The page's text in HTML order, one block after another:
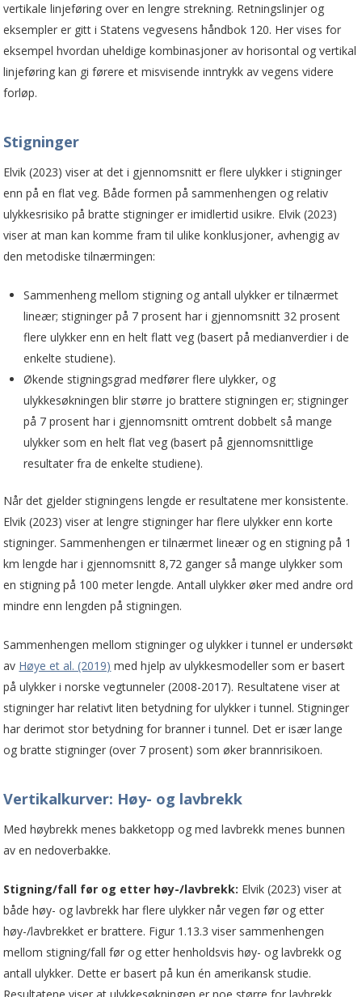
vertikale linjeføring over en lengre strekning. Retningslinjer og
eksempler er gitt i Statens vegvesens håndbok 120. Her vises for
eksempel hvordan uheldige kombinasjoner av horisontal og vertikal
linjeføring kan gi førere et misvisende inntrykk av vegens videre
forløp.
Stigninger
Elvik (2023) viser at det i gjennomsnitt er flere ulykker i stigninger
enn på en flat veg. Både formen på sammenhengen og relativ
ulykkesrisiko på bratte stigninger er imidlertid usikre. Elvik (2023)
viser at man kan komme fram til ulike konklusjoner, avhengig av
den metodiske tilnærmingen:
Sammenheng mellom stigning og antall ulykker er tilnærmet
lineær; stigninger på 7 prosent har i gjennomsnitt 32 prosent
flere ulykker enn en helt flatt veg (basert på medianverdier i de
enkelte studiene).
Økende stigningsgrad medfører flere ulykker, og
ulykkesøkningen blir større jo brattere stigningen er; stigninger
på 7 prosent har i gjennomsnitt omtrent dobbelt så mange
ulykker som en helt flat veg (basert på gjennomsnittlige
resultater fra de enkelte studiene).
Når det gjelder stigningens lengde er resultatene mer konsistente.
Elvik (2023) viser at lengre stigninger har flere ulykker enn korte
stigninger. Sammenhengen er tilnærmet lineær og en stigning på 1
km lengde har i gjennomsnitt 8,72 ganger så mange ulykker som
en stigning på 100 meter lengde. Antall ulykker øker med andre ord
mindre enn lengden på stigningen.
Sammenhengen mellom stigninger og ulykker i tunnel er undersøkt
av Høye et al. (2019) med hjelp av ulykkesmodeller som er basert
på ulykker i norske vegtunneler (2008-2017). Resultatene viser at
stigninger har relativt liten betydning for ulykker i tunnel. Stigninger
har derimot stor betydning for branner i tunnel. Det er især lange
og bratte stigninger (over 7 prosent) som øker brannrisikoen.
Vertikalkurver: Høy- og lavbrekk
Med høybrekk menes bakketopp og med lavbrekk menes bunnen
av en nedoverbakke.
Stigning/fall før og etter høy-/lavbrekk: Elvik (2023) viser at
både høy- og lavbrekk har flere ulykker når vegen før og etter
høy-/lavbrekket er brattere. Figur 1.13.3 viser sammenhengen
mellom stigning/fall før og etter henholdsvis høy- og lavbrekk og
antall ulykker. Dette er basert på kun én amerikansk studie.